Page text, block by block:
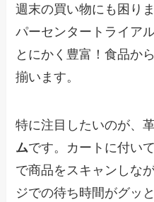
週末の買い物にも困り
パーセンタートライア
とにかく豊富！食品か
揃います。
特に注目したいのが、
ムです。カートに付い
で商品をスキャンしな
ジでの待ち時間がグッ